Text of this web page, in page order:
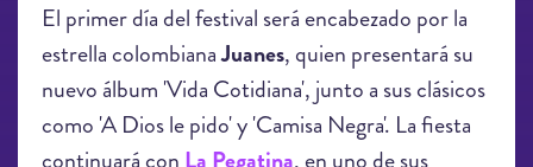
El primer día del festival será encabezado por la
estrella colombianaJuanes, quien presentará su
nuevo álbum 'Vida Cotidiana', junto a sus clásicos
como 'A Dios le pido' y 'Camisa Negra'. La fiesta